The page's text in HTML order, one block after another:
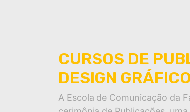
CURSOS DE
DESIGN
A Escola de Comunicação da